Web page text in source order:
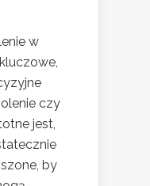
w
czy
jest,
by